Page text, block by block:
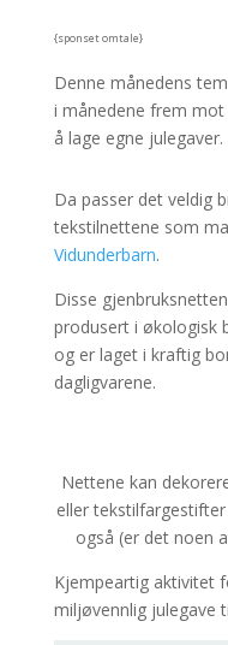
{sponset omtale}
Denne månedens
i månedene frem
å lage egne julegaver.
Da passer det veldig
tekstilnettene som
Vidunderbarn.
Disse
produsert i økologisk
og er laget i kraftig
dagligvarene.
Nettene kan
eller
også (er det noen
Kjempeartig aktivitet
miljøvennlig julegave